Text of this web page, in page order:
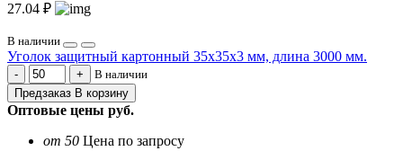
27.04 ₽
В наличии
Уголок защитный картонный 35х35х3 мм, длина 3000 мм.
В наличии
Предзаказ В корзину
Оптовые цены руб.
от 50 Цена по запросу